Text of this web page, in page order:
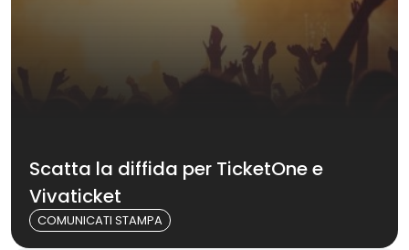
Scatta la diffida per TicketOne e
Vivaticket
COMUNICATI STAMPA